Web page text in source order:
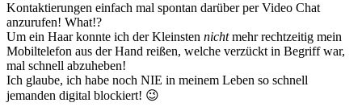
Kontaktierungen einfach mal spontan darüber per Video Chat
anzurufen! What!?
Um ein Haar konnte ich der Kleinsten nichtmehr rechtzeitig mein
Mobiltelefon aus der Hand reißen, welche verzückt in Begriff war,
mal schnell abzuheben!
Ich glaube, ich habe noch NIE in meinem Leben so schnell
jemanden digital blockiert! 😉